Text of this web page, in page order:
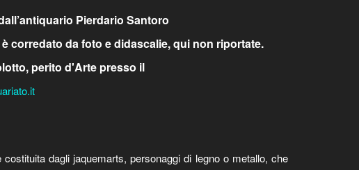
Pierdario Santoro
corredato da foto e didascalie, qui non riportate.
perito d'Arte presso il
dagli jaquemarts, personaggi di legno o metallo, che